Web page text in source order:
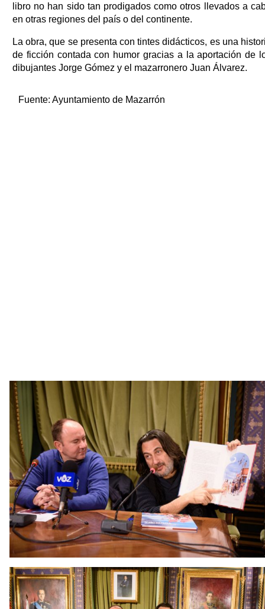
libro no han sido tan prodigados como otros llevados a
en otras regiones del país o del continente.
La obra, que se presenta con tintes didácticos, es una
de ficción contada con humor gracias a la aportación de
dibujantes Jorge Gómez y el mazarronero Juan Álvarez.
Fuente: Ayuntamiento de Mazarrón